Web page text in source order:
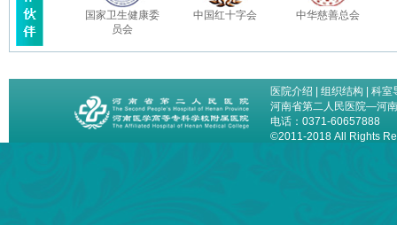
国家卫生健康委
员会
中国红十字会 中华慈善总会
医院介绍 组织结构
科室
河南省第二人民医院—河
电话：0371-60657888
©2011-2018 All Rights